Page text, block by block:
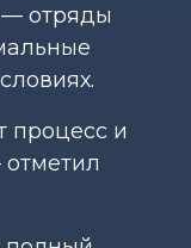
отряды
процесс и